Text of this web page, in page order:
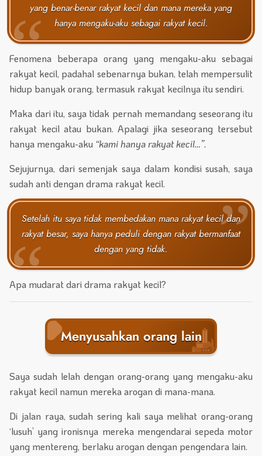
yang benar-benar rakyat kecil dan mana mereka yang
hanya mengaku-aku sebagai rakyat kecil.
Fenomena beberapa orang yang mengaku-aku sebagai
rakyat kecil, padahal sebenarnya bukan, telah mempersulit
hidup banyak orang, termasuk rakyat kecilnya itu sendiri.
Maka dari itu, saya tidak pernah memandang seseorang itu
rakyat kecil atau bukan. Apalagi jika seseorang tersebut
hanya mengaku-aku “kami hanya rakyat kecil…”.
Sejujurnya, dari semenjak saya dalam kondisi susah, saya
sudah anti dengan drama rakyat kecil.
Setelah itu saya tidak membedakan mana rakyat kecil dan
rakyat besar, saya hanya peduli dengan rakyat bermanfaat
dengan yang tidak.
Apa mudarat dari drama rakyat kecil?
Menyusahkan orang lain
Saya sudah lelah dengan orang-orang yang mengaku-aku
rakyat kecil namun mereka arogan di mana-mana.
Di jalan raya, sudah sering kali saya melihat orang-orang
‘lusuh’ yang ironisnya mereka mengendarai sepeda motor
yang mentereng, berlaku arogan dengan pengendara lain.